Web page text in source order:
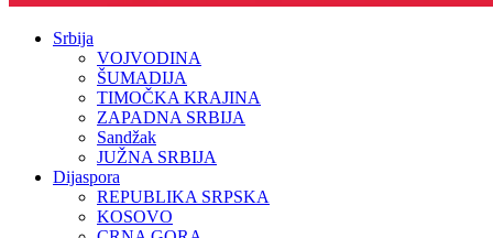
Srbija
VOJVODINA
ŠUMADIJA
TIMOČKA KRAJINA
ZAPADNA SRBIJA
Sandžak
JUŽNA SRBIJA
Dijaspora
REPUBLIKA SRPSKA
KOSOVO